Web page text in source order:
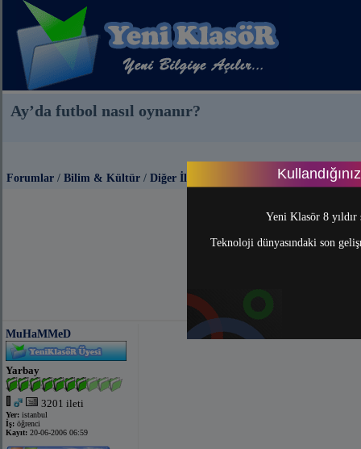
Yeni Klasör 8
Teknoloji dünyasındaki son
Ay’da futbol nasıl oynanır?
Forumlar / Bilim & Kültür / Diğer İlginç Bilgiler
MuHaMMeD
Yarbay
3201 ileti
Yer: istanbul
İş: öğrenci
Kayıt: 20-06-2006 06:59